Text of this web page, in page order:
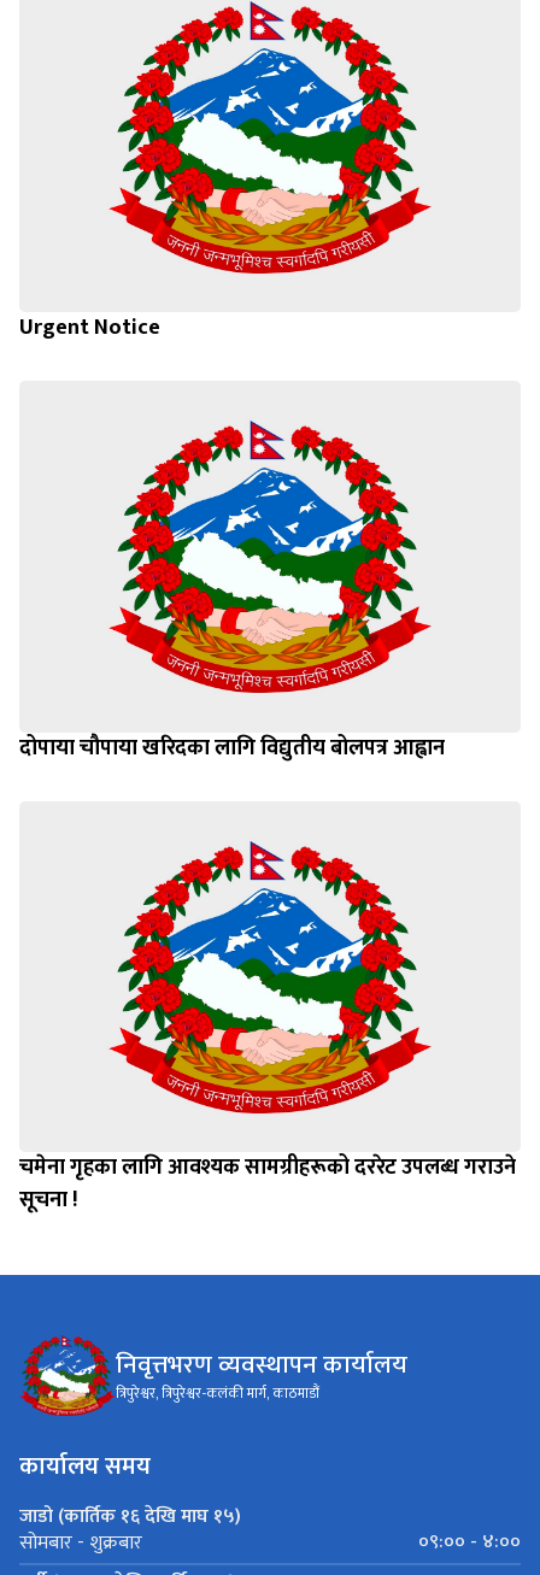
Urgent Notice
दोपाया चौपाया खरिदका लागि विद्युतीय बोलपत्र आह्वान
चमेना गृहका लागि आवश्यक सामग्रीहरूको दररेट उपलब्ध गराउने
सूचना !
निवृत्तभरण व्यवस्थापन कार्यालय
त्रिपुरेश्वर, त्रिपुरेश्वर-कलंकी मार्ग, काठमाडौं
कार्यालय समय
जाडो (कार्तिक १६ देखि माघ १५)
सोमबार - शुक्रबार
०९:०० - ४:००